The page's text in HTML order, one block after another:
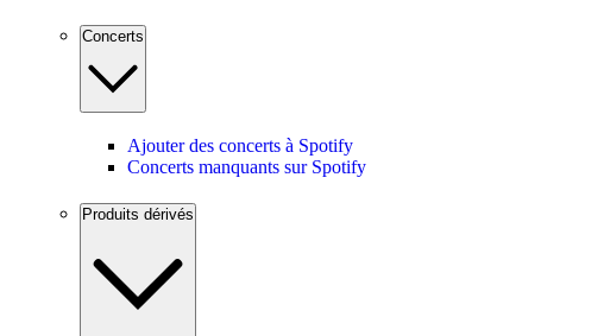
Concerts
Ajouter des concerts à Spotify
Concerts manquants sur Spotify
Produits dérivés